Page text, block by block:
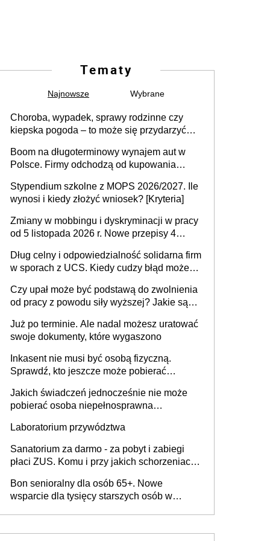
Tematy
Najnowsze Wybrane
Choroba, wypadek, sprawy rodzinne czy
kiepska pogoda – to może się przydarzyć
urlopu, ale jest to możliwe?
Boom na długoterminowy wynajem aut w
Polsce. Firmy odchodzą od kupowania
Stypendium szkolne z MOPS 2026/2027. Ile
wynosi i kiedy złożyć wniosek? [Kryteria]
Zmiany w mobbingu i dyskryminacji w pracy
od 5 listopada 2026 r. Nowe przepisy 4
Ustaw
Dług celny i odpowiedzialność solidarna firm
w sporach z UCS. Kiedy cudzy błąd może
Czy upał może być podstawą do zwolnienia
od pracy z powodu siły wyższej? Jakie są
Już po terminie. Ale nadal możesz uratować
swoje dokumenty, które wygaszono
Inkasent nie musi być osobą fizyczną.
Sprawdź, kto jeszcze może pobierać
Jakich świadczeń jednocześnie nie może
pobierać osoba niepełnosprawna
Laboratorium przywództwa
Sanatorium za darmo - za pobyt i zabiegi
płaci ZUS. Komu i przy jakich schorzeniach
zabiegów w 2026 r. Jak uzyskać
skierowanie?
Bon senioralny dla osób 65+. Nowe
wsparcie dla tysięcy starszych osób w